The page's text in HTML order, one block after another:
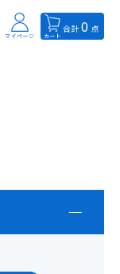
マイページ カート
合計0 点